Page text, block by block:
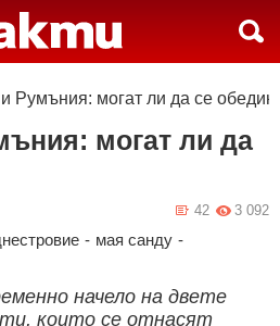
Румъния: могат ли да се
могат ли да
3 092
42
- мая санду -
начело на двете
които се отнасят